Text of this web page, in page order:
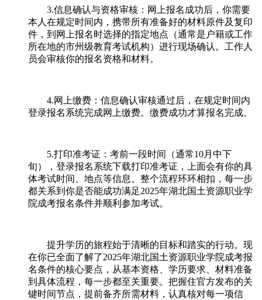
3.信息确认与资格审核：网上报名成功后，你需要
本人在规定时间内，携带所有准备好的材料原件及复印
件，到网上报名时选择的指定地点（通常是户籍或工作
所在地的市州级教育考试机构）进行现场确认。工作人
员会审核你的报名资格和材料。
4.网上缴费：信息确认审核通过后，在规定时间内
登录报名系统完成网上缴费。缴费成功才算报名完成。
5.打印准考证：考前一段时间（通常10月中下
旬），登录报名系统下载打印准考证，上面会有你的具
体考试时间、地点等信息。整个流程环环相扣，每一步
都关系到你是否能成功满足2025年湖北国土资源职业学
院成考报名条件并顺利参加考试。
提升学历的旅程始于清晰的目标和踏实的行动。现
在你已全面了解了2025年湖北国土资源职业学院成考报
名条件的核心要点，从基本资格、学历要求、材料准备
到具体流程，每一步都至关重要。把握住官方发布的关
键时间节点，提前备齐所需材料，认真核对每一项信